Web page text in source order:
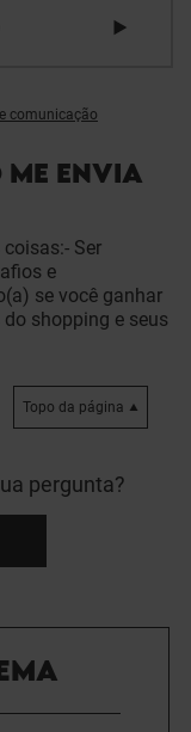
comunicação
ME ENVIA
Ser
e
se você ganhar
shopping e seus
Topo da página
pergunta?